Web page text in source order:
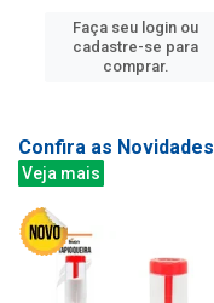
Faça seu login ou
cadastre-se para
comprar.
Confira as Novidades
Veja mais